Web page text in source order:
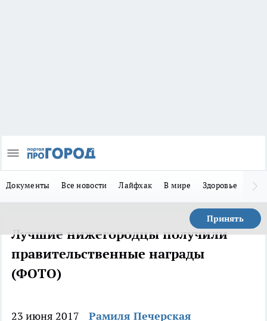
Документы Все новости Лайфхак В мире Здоровье
Принять
Лучшие нижегородцы получили
правительственные награды
(ФОТО)
23 июня 2017
Рамиля Печерская